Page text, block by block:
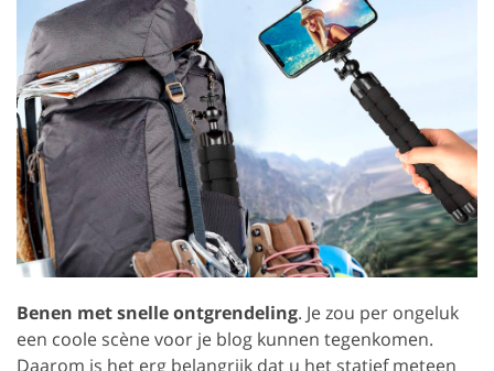
Benen met snelle ontgrendeling. Je zou per ongeluk
een coole scène voor je blog kunnen tegenkomen.
Daarom is het erg belangrijk dat u het statief meteen